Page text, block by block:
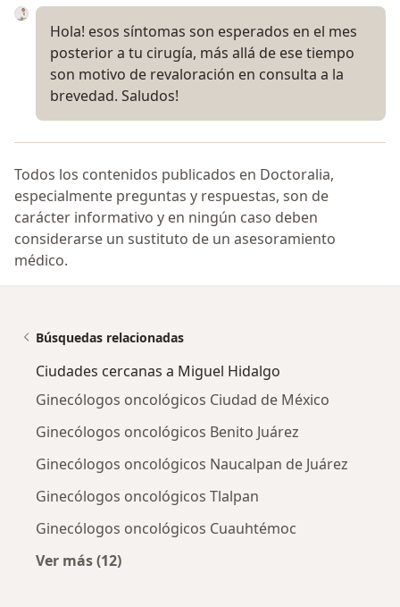
Hola! esos síntomas son esperados en el mes
posterior a tu cirugía, más allá de ese tiempo
son motivo de revaloración en consulta a la
brevedad. Saludos!
Todos los contenidos publicados en Doctoralia,
especialmente preguntas y respuestas, son de
carácter informativo y en ningún caso deben
considerarse un sustituto de un asesoramiento
médico.
Búsquedas relacionadas
Ciudades cercanas a Miguel Hidalgo
Ginecólogos oncológicos Ciudad de México
Ginecólogos oncológicos Benito Juárez
Ginecólogos oncológicos Naucalpan de Juárez
Ginecólogos oncológicos Tlalpan
Ginecólogos oncológicos Cuauhtémoc
Ver más (12)